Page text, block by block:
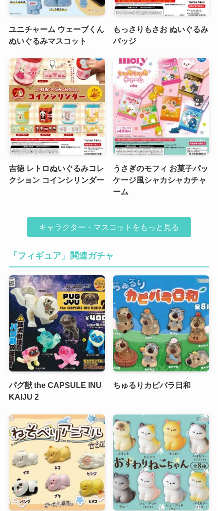
ユニチャーム ウェーブくん
ぬいぐるみマスコット
もっさりもさお ぬいぐるみ
バッジ
吉徳 レトロぬいぐるみコレ
クション コインシリンダー
うさぎのモフィ お菓子パッ
ケージ風シャカシャカチャ
ーム
キャラクター・マスコットをもっと見る
「フィギュア」関連ガチャ
パグ獣 the CAPSULE INU
KAIJU 2
ちゅるりカピバラ日和